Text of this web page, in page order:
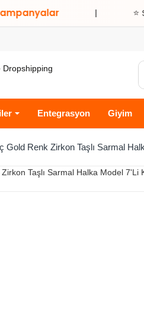
| ⭐ Sadece
Entegrasyon Giyim
Gold Renk Zirkon Taşlı Sarmal